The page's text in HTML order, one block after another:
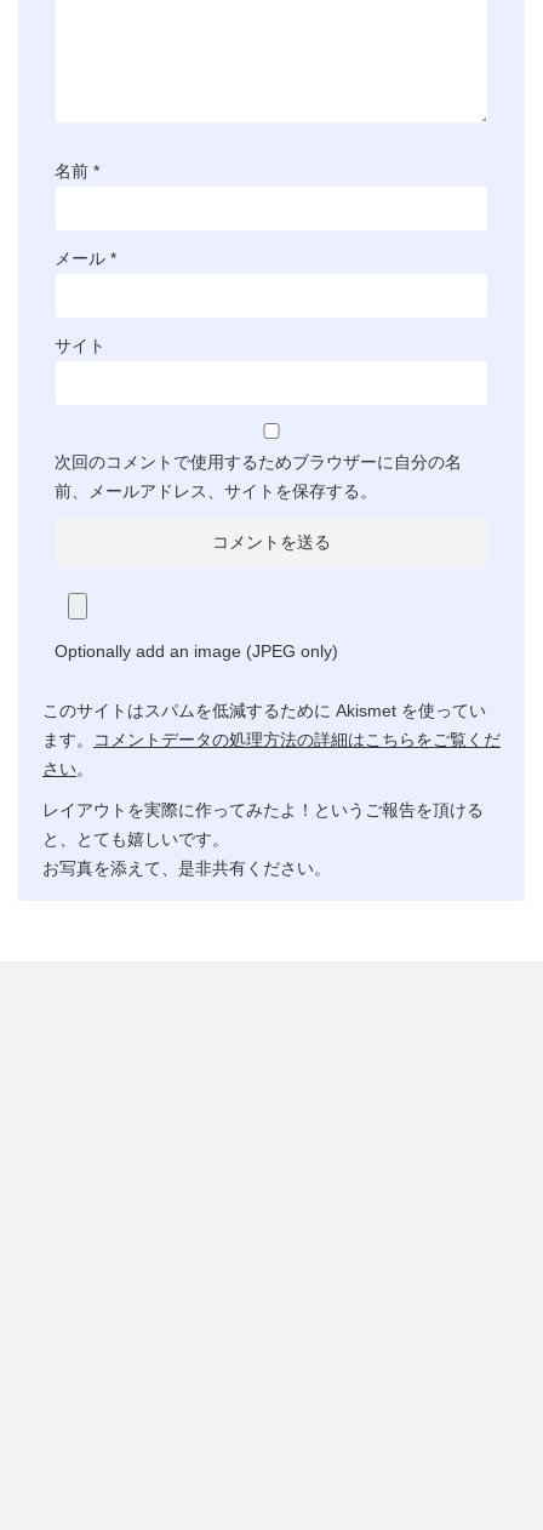
名前 *
メール *
サイト
次回のコメントで使用するためブラウザーに自分の名
前、メールアドレス、サイトを保存する。
Optionally add an image (JPEG only)
このサイトはスパムを低減するために Akismet を使ってい
ます。
コメントデータの処理方法の詳細はこちらをご覧くだ
さい。
レイアウトを実際に作ってみたよ！というご報告を頂ける
と、とても嬉しいです。
お写真を添えて、是非共有ください。